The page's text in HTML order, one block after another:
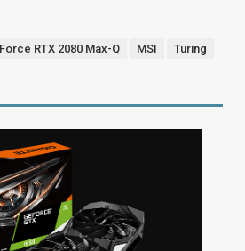
RTX 2080 Max-Q MSI
Turing